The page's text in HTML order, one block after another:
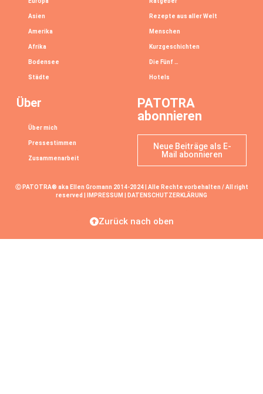
Asien
Amerika
Afrika
Bodensee
Städte
Rezepte aus aller Welt
Menschen
Kurzgeschichten
Die Fünf …
Hotels
Über
Über mich
Pressestimmen
Zusammenarbeit
PATOTRA
abonnieren
Neue Beiträge als E-
Mail abonnieren
Ⓒ PATOTRA® aka Ellen Gromann 2014-2024 | Alle Rechte vorbehalten / All right
reserved |
IMPRESSUM DATENSCHUTZERKLÄRUNG
Zurück nach oben